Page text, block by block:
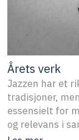
Årets verk
Jazzen har et
tradisjoner,
essensielt for
og relevans i